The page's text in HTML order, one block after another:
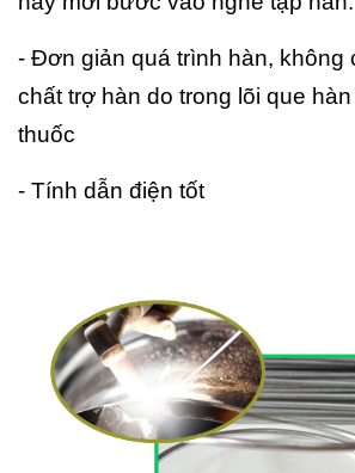
- Đơn giản quá trình hàn, không
chất trợ hàn do trong lõi que
thuốc
- Tính dẫn điện tốt